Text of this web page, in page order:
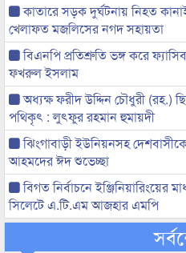
কাতারে সড়ক দুর্ঘটনায় নিহত
খেলাফত মজলিসের নগদ সহায়তা
বিএনপি প্রতিশ্রুতি ভঙ্গ করে
ফখরুল ইসলাম
অধ্যক্ষ ফরীদ উদ্দিন চৌধুরী (রহ.)
পথিকৃৎ : লুৎফুর রহমান হুমায়দী
ঝিংগাবাড়ী ইউনিয়নসহ
আহমদের ঈদ শুভেচ্ছা
বিগত নির্বাচনে ইঞ্জিনিয়ারিংয়ের
সিলেটে এ.টি.এম আজহার এমপি